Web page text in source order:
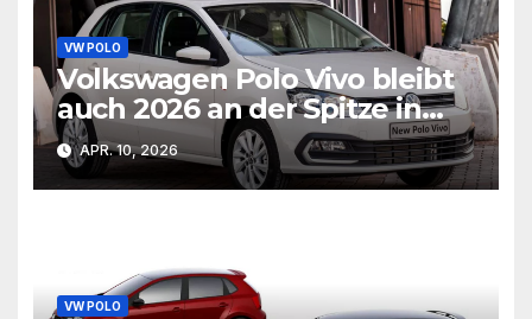
VW POLO
Volkswagen Polo Vivo bleibt
auch 2026 an der Spitze in
Südafrika
APR. 10, 2026
VW POLO